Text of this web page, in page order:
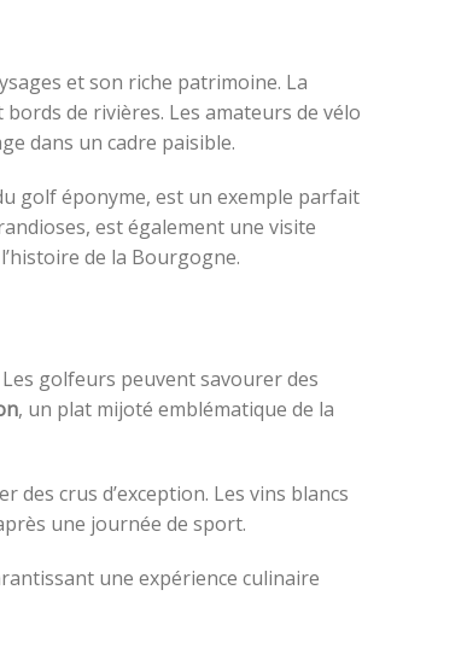
et son riche patrimoine. La
de rivières. Les amateurs de vélo
dans un cadre paisible.
golf éponyme, est un exemple parfait
est également une visite
de la Bourgogne.
golfeurs peuvent savourer des
, un plat mijoté emblématique de la
crus d’exception. Les vins blancs
une journée de sport.
une expérience culinaire